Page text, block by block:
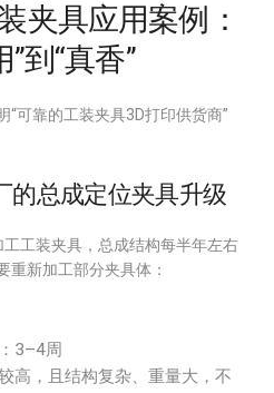
夹具应用案例：
”到“真香”
可靠的工装夹具3D打印供货商”
的总成定位夹具升级
工装夹具，总成结构每半年左右
重新加工部分夹具体：
3–4周
高，且结构复杂、重量大，不